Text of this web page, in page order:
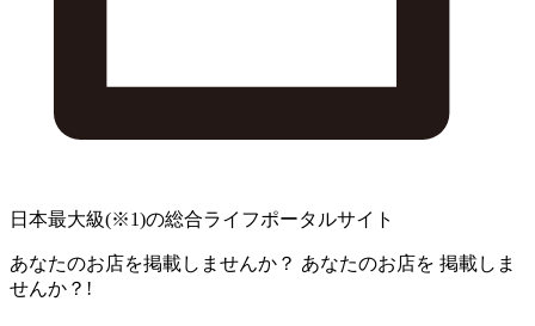
日本最大級(※1)の総合ライフポータルサイト
あなたのお店を掲載しませんか？ あなたのお店を 掲載しま
せんか？!